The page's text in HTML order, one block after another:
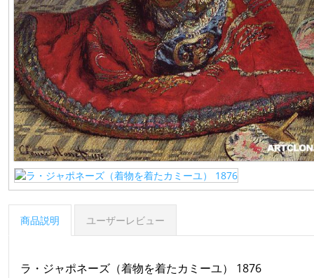
商品説明 ユーザーレビュー
ラ・ジャポネーズ（着物を着たカミーユ） 1876